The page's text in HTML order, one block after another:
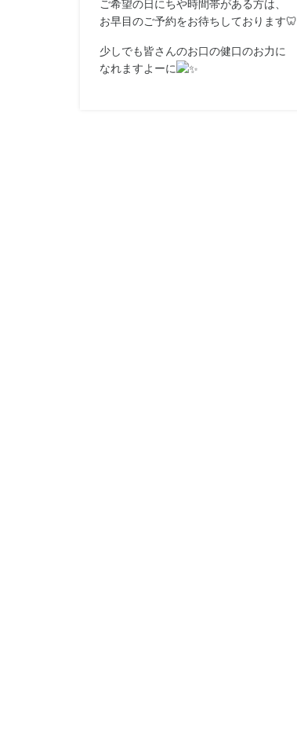
ご希望の日にちや時間帯がある方は、
お早目のご予約をお待ちしております🦷
少しでも皆さんのお口の健口のお力に
なれますよーに